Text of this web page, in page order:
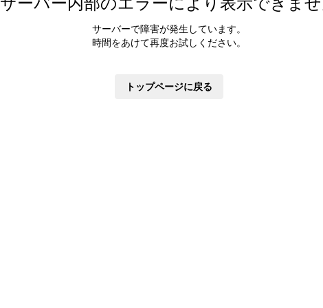
サーバーで障害が発生しています。
時間をあけて再度お試しください。
トップページに戻る